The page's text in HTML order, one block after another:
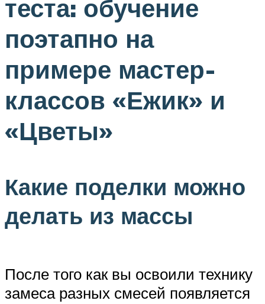
теста: обучение
поэтапно на
примере мастер-
классов «Ежик» и
«Цветы»
Какие поделки можно
делать из массы
После того как вы освоили технику
замеса разных смесей появляется